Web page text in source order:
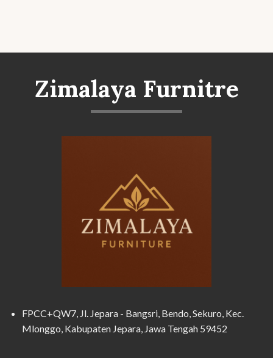
Zimalaya Furnitre
FPCC+QW7, Jl. Jepara - Bangsri, Bendo, Sekuro, Kec.
Mlonggo, Kabupaten Jepara, Jawa Tengah 59452